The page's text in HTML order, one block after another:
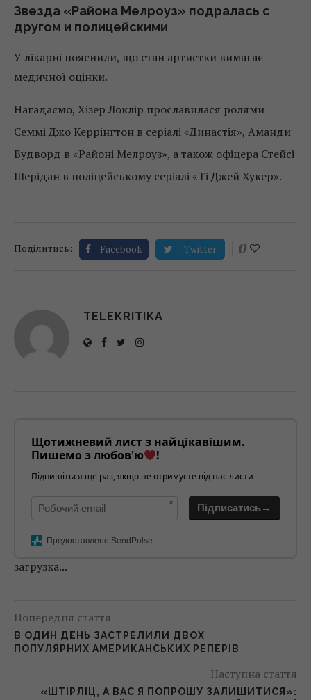
Звезда «Района Мелроуз» подралась с
другом и полицейскими
У лікарні пояснили, що стан артистки вимагає
медичної оцінки.
Нагадаємо, Хізер Локлір прославилася ролями
Семмі Джо Керрінгтон в серіалі «Династія», Аманди
Вудворд в «Районі Мелроуз», а також офіцера Стейсі
Шерідан в поліцейському серіалі «Ті Джей Хукер».
Поділитись: Facebook Twitter 0
TELEKRITIKA
Щотижневий лист з найцікавішим.
Пишемо з любов'ю
!
Підпишіться ще раз, якщо не отримуєте від нас листи
* Підписатись→
Предоставлено SendPulse
загрузка...
Попередня стаття
В ОДИН ДЕНЬ ЗАСТРЕЛИЛИ ДВОХ
ПОПУЛЯРНИХ АМЕРИКАНСЬКИХ РЕПЕРІВ
Наступна стаття
«ШТІРЛІЦ, А ВАС Я ПОПРОШУ ЗАЛИШИТИСЯ»: